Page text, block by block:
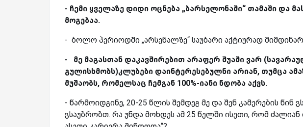
- ჩემი ყველაზე დიდი ოცნება „ბარსელონაში“ თამაში და
მოგებაა.
- ბოლო პერიოდში „არსენალზე“ საუბარი აქტიურად
-
მე მაგასთან დაკავშირებით არაფერ შუაში ვარ
გულისხმობს)კლუბები დაინტერესებულნი არიან, თუმცა
მუშაობს, რომელსაც ჩემგან 100%-იანი ნდობა აქვს.
- წარმოიდგინე, 20-25 წლის შემდეგ მე და შენ კამერების წინ
ვსაუბრობთ. რა უნდა მოხდეს ამ 25 წელში ისეთი, რომ